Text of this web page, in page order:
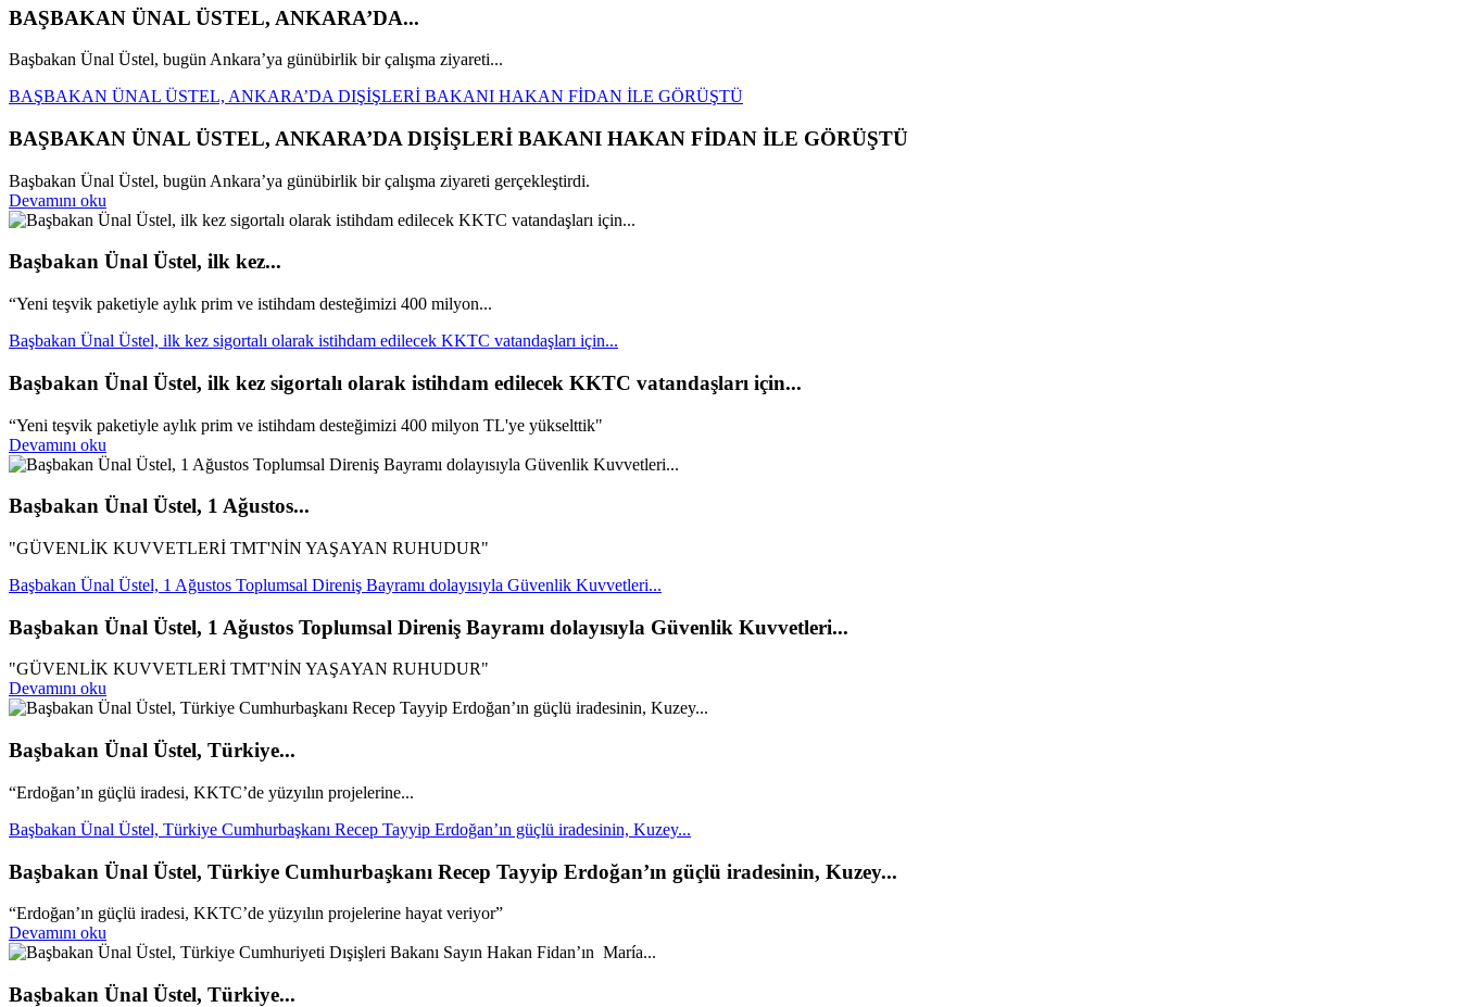
BAŞBAKAN ÜNAL ÜSTEL, ANKARA’DA...
Başbakan Ünal Üstel, bugün Ankara’ya günübirlik bir çalışma ziyareti...
BAŞBAKAN ÜNAL ÜSTEL, ANKARA’DA DIŞİŞLERİ BAKANI HAKAN FİDAN İLE GÖRÜŞTÜ
BAŞBAKAN ÜNAL ÜSTEL, ANKARA’DA DIŞİŞLERİ BAKANI HAKAN FİDAN İLE GÖRÜŞTÜ
Başbakan Ünal Üstel, bugün Ankara’ya günübirlik bir çalışma ziyareti gerçekleştirdi.
Devamını oku
Başbakan Ünal Üstel, ilk kez...
“Yeni teşvik paketiyle aylık prim ve istihdam desteğimizi 400 milyon...
Başbakan Ünal Üstel, ilk kez sigortalı olarak istihdam edilecek KKTC vatandaşları için...
Başbakan Ünal Üstel, ilk kez sigortalı olarak istihdam edilecek KKTC vatandaşları için...
“Yeni teşvik paketiyle aylık prim ve istihdam desteğimizi 400 milyon TL'ye yükselttik"
Devamını oku
Başbakan Ünal Üstel, 1 Ağustos...
"GÜVENLİK KUVVETLERİ TMT'NİN YAŞAYAN RUHUDUR"
Başbakan Ünal Üstel, 1 Ağustos Toplumsal Direniş Bayramı dolayısıyla Güvenlik Kuvvetleri...
Başbakan Ünal Üstel, 1 Ağustos Toplumsal Direniş Bayramı dolayısıyla Güvenlik Kuvvetleri...
"GÜVENLİK KUVVETLERİ TMT'NİN YAŞAYAN RUHUDUR"
Devamını oku
Başbakan Ünal Üstel, Türkiye...
“Erdoğan’ın güçlü iradesi, KKTC’de yüzyılın projelerine...
Başbakan Ünal Üstel, Türkiye Cumhurbaşkanı Recep Tayyip Erdoğan’ın güçlü iradesinin, Kuzey...
Başbakan Ünal Üstel, Türkiye Cumhurbaşkanı Recep Tayyip Erdoğan’ın güçlü iradesinin, Kuzey...
“Erdoğan’ın güçlü iradesi, KKTC’de yüzyılın projelerine hayat veriyor”
Devamını oku
Başbakan Ünal Üstel, Türkiye...